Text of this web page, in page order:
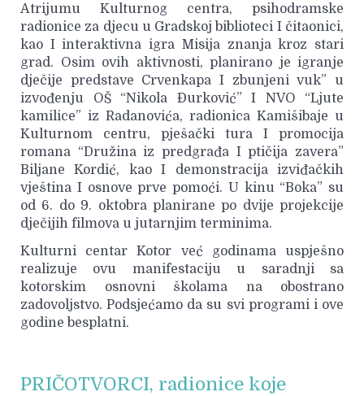
Atrijumu Kulturnog centra, psihodramske
radionice za djecu u Gradskoj biblioteci I čitaonici,
kao I interaktivna igra Misija znanja kroz stari
grad. Osim ovih aktivnosti, planirano je igranje
dječije predstave Crvenkapa I zbunjeni vuk” u
izvođenju OŠ “Nikola Đurković” I NVO “Ljute
kamilice” iz Radanovića, radionica Kamišibaje u
Kulturnom centru, pješački tura I promocija
romana “Družina iz predgrađa I ptičija zavera”
Biljane Kordić, kao I demonstracija izviđačkih
vještina I osnove prve pomoći. U kinu “Boka” su
od 6. do 9. oktobra planirane po dvije projekcije
dječijih filmova u jutarnjim terminima.
Kulturni centar Kotor već godinama uspješno
realizuje ovu manifestaciju u saradnji sa
kotorskim osnovni školama na obostrano
zadovoljstvo. Podsjećamo da su svi programi i ove
godine besplatni.
PRIČOTVORCI, radionice koje